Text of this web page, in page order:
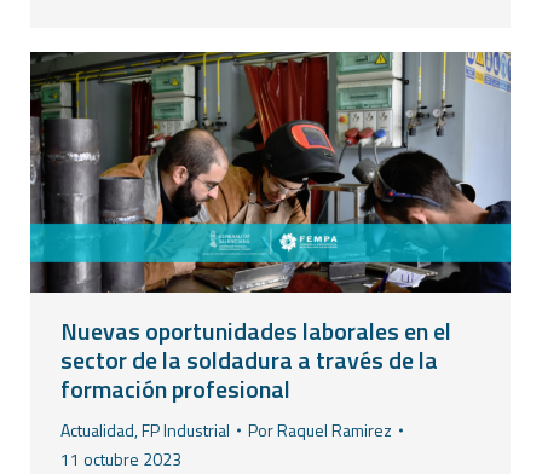
Nuevas oportunidades laborales en el
sector de la soldadura a través de la
formación profesional
Actualidad,FP Industrial PorRaquel Ramirez
11 octubre 2023